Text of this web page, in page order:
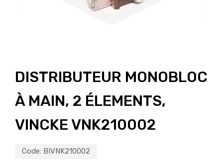
DISTRIBUTEUR MONOBLOC
À MAIN, 2 ÉLEMENTS,
VINCKE VNK210002
Code: BIVNK210002